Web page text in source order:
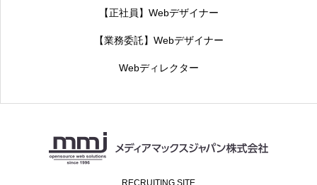
【正社員】Webデザイナー
【業務委託】Webデザイナー
Webディレクター
RECRUITING SITE